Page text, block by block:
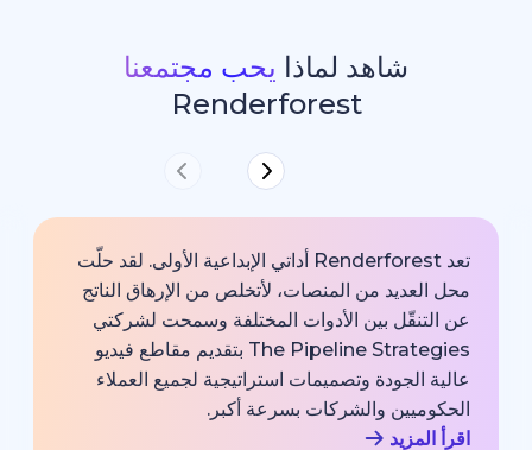
شاهد لماذايحب مجتمعنا
Renderforest
تعد Renderforest أداتي الإبداعية الأولى. لقد حلّت
من المنصات، لأتخلص من الإرهاق الناتج
بين الأدوات المختلفة وسمحت لشركتي
The Pipeline Strategies بتقديم مقاطع فيديو
وتصميمات استراتيجية لجميع العملاء
والشركات بسرعة أكبر.